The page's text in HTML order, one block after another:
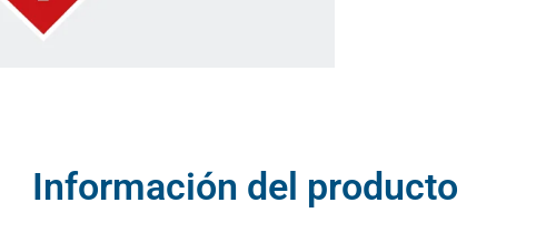
Información del producto